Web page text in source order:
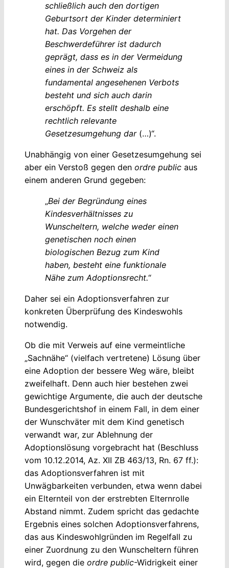
schließlich auch den dortigen
Geburtsort der Kinder determiniert
hat. Das Vorgehen der
Beschwerdeführer ist dadurch
geprägt, dass es in der Vermeidung
eines in der Schweiz als
fundamental angesehenen Verbots
besteht und sich auch darin
erschöpft. Es stellt deshalb eine
rechtlich relevante
Gesetzesumgehung dar(…)“.
Unabhängig von einer Gesetzesumgehung sei
aber ein Verstoß gegen den ordre public aus
einem anderen Grund gegeben:
„Bei der Begründung eines
Kindesverhältnisses zu
Wunscheltern, welche weder einen
genetischen noch einen
biologischen Bezug zum Kind
haben, besteht eine funktionale
Nähe zum Adoptionsrecht.“
Daher sei ein Adoptionsverfahren zur
konkreten Überprüfung des Kindeswohls
notwendig.
Ob die mit Verweis auf eine vermeintliche
„Sachnähe“ (vielfach vertretene) Lösung über
eine Adoption der bessere Weg wäre, bleibt
zweifelhaft. Denn auch hier bestehen zwei
gewichtige Argumente, die auch der deutsche
Bundesgerichtshof in einem Fall, in dem einer
der Wunschväter mit dem Kind genetisch
verwandt war, zur Ablehnung der
Adoptionslösung vorgebracht hat (Beschluss
vom 10.12.2014, Az. XII ZB 463/13, Rn. 67 ff.):
das Adoptionsverfahren ist mit
Unwägbarkeiten verbunden, etwa wenn dabei
ein Elternteil von der erstrebten Elternrolle
Abstand nimmt. Zudem spricht das gedachte
Ergebnis eines solchen Adoptionsverfahrens,
das aus Kindeswohlgründen im Regelfall zu
einer Zuordnung zu den Wunscheltern führen
wird, gegen die ordre public-Widrigkeit einer